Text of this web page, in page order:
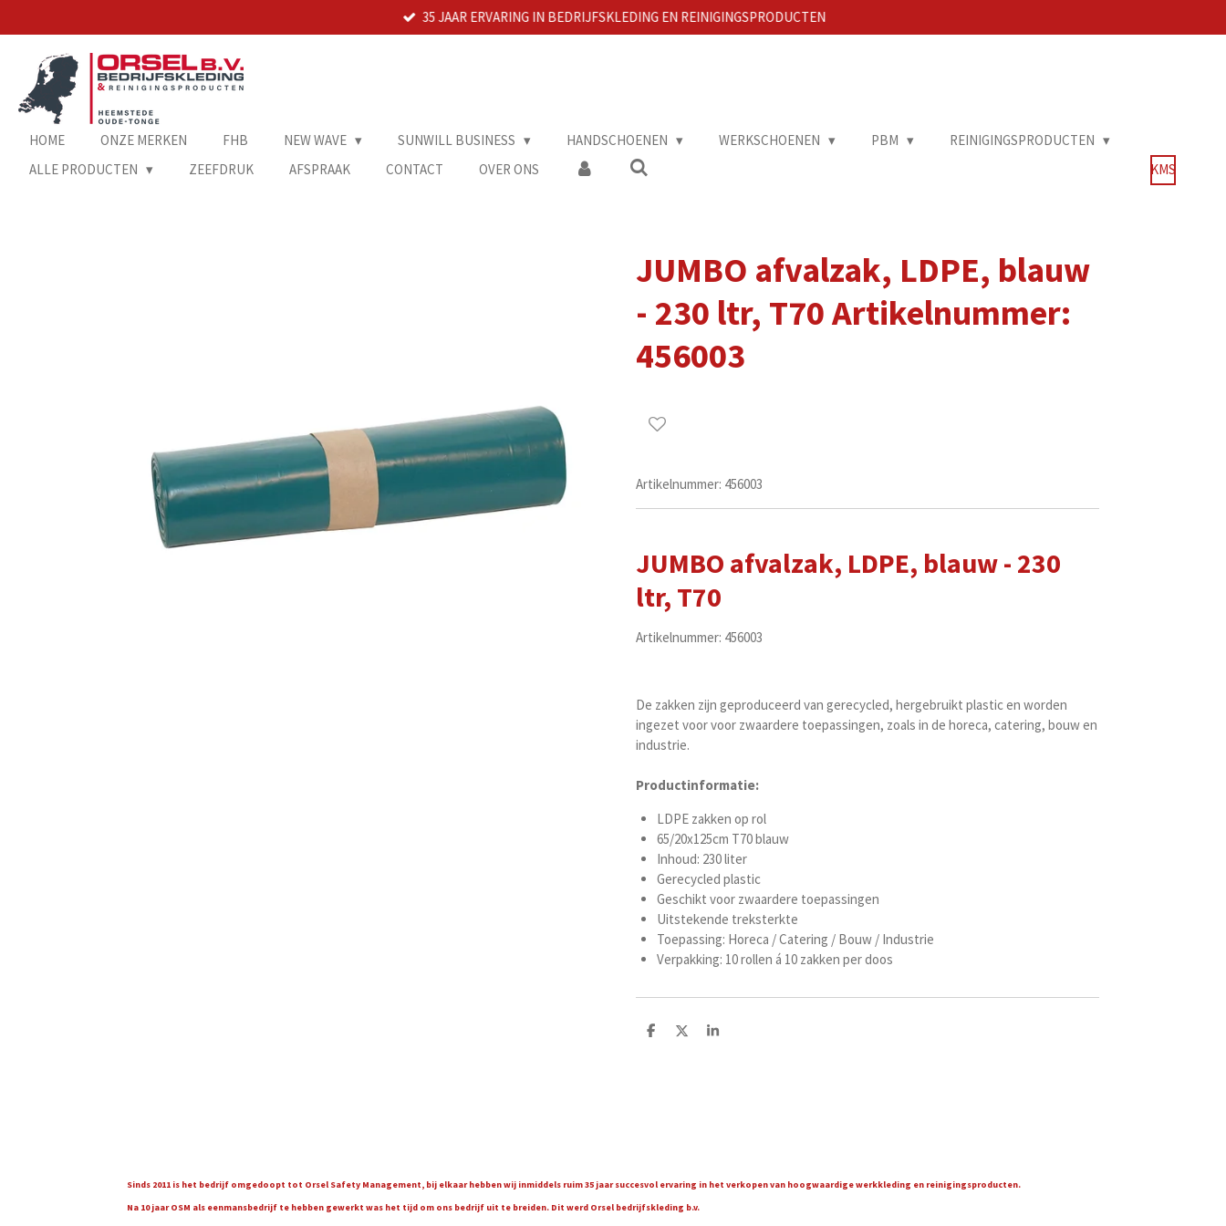
direct
hoofdinhoud
35 JAAR ERVARING IN BEDRIJFSKLEDING EN REINIGINGSPRODUCTEN
HOME ONZE MERKEN FHB NEW WAVE SUNWILL BUSINESS HANDSCHOENEN WERKSCHOENEN PBM
REINIGINGSPRODUCTEN
ALLE PRODUCTEN
ZEEFDRUK AFSPRAAK CONTACT OVER ONS KMS
JUMBO afvalzak, LDPE, blauw
- 230 ltr, T70 Artikelnummer:
456003
Artikelnummer: 456003
JUMBO afvalzak, LDPE, blauw - 230
ltr, T70
Artikelnummer: 456003
De zakken zijn geproduceerd van gerecycled, hergebruikt plastic en worden
ingezet voor voor zwaardere toepassingen, zoals in de horeca, catering, bouw en
industrie.
Productinformatie:
LDPE zakken op rol
65/20x125cm T70 blauw
Inhoud: 230 liter
Gerecycled plastic
Geschikt voor zwaardere toepassingen
Uitstekende treksterkte
Toepassing: Horeca / Catering / Bouw / Industrie
Verpakking: 10 rollen á 10 zakken per doos
D
D
S
Sinds 2011 is het bedrijf omgedoopt tot Orsel Safety Management, bij elkaar hebben wij inmiddels ruim 35 jaar succesvol ervaring in het verkopen van hoogwaardige werkkleding en reinigingsproducten.
Na 10 jaar OSM als eenmansbedrijf te hebben gewerkt was het tijd om ons bedrijf uit te breiden. Dit werd Orsel bedrijfskleding b.v.